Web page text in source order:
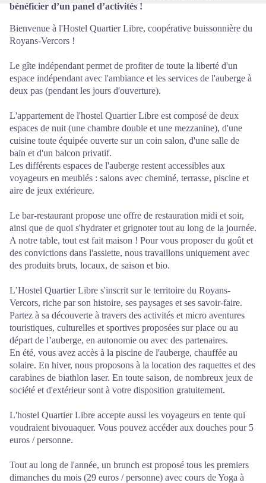
bénéficier d’un panel d’activités !
Bienvenue à l'Hostel Quartier Libre, coopérative buissonnière du
Royans-Vercors !
Le gîte indépendant permet de profiter de toute la liberté d'un
espace indépendant avec l'ambiance et les services de l'auberge à
deux pas (pendant les jours d'ouverture).​​​
L'appartement de l'hostel Quartier Libre est composé de deux
espaces de nuit (une chambre double et une mezzanine), d'une
cuisine toute équipée ouverte sur un coin salon, d'une salle de
bain et d'un balcon privatif.
Les différents espaces de l'auberge restent accessibles aux
voyageurs en meublés : salons avec cheminé, terrasse, piscine et
aire de jeux extérieure.
Le bar-restaurant propose une offre de restauration midi et soir,
ainsi que de quoi s'hydrater et grignoter tout au long de la journée.
A notre table, tout est fait maison ! Pour vous proposer du goût et
des convictions dans l'assiette, nous travaillons uniquement avec
des produits bruts, locaux, de saison et bio.
L’Hostel Quartier Libre s'inscrit sur le territoire du Royans-
Vercors, riche par son histoire, ses paysages et ses savoir-faire.
Partez à sa découverte à travers des activités et micro aventures
touristiques, culturelles et sportives proposées sur place ou au
départ de l’auberge, en autonomie ou avec des partenaires.
En été, vous avez accès à la piscine de l'auberge, chauffée au
solaire. En hiver, nous proposons à la location des raquettes et des
carabines de biathlon laser. En toute saison, de nombreux jeux de
société et d'extérieur sont à votre disposition gratuitement.
L'hostel Quartier Libre accepte aussi les voyageurs en tente qui
voudraient bivouaquer. Vous pouvez accéder aux douches pour 5
euros / personne.
Tout au long de l'année, un brunch est proposé tous les premiers
dimanches du mois (29 euros / personne) avec cours de Yoga à